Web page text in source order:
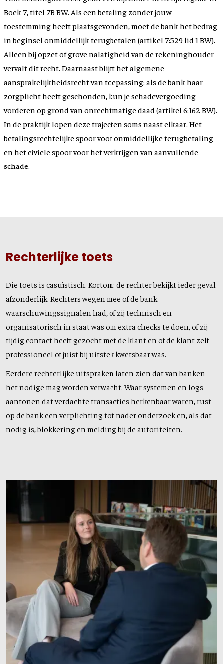
Boek 7, titel 7B BW. Als een betaling zonder jouw
toestemming heeft plaatsgevonden, moet de bank het bedrag
in beginsel onmiddellijk terugbetalen (artikel 7:529 lid 1 BW).
Alleen bij opzet of grove nalatigheid van de rekeninghouder
vervalt dit recht. Daarnaast blijft het algemene
aansprakelijkheidsrecht van toepassing: als de bank haar
zorgplicht heeft geschonden, kun je schadevergoeding
vorderen op grond van onrechtmatige daad (artikel 6:162 BW).
In de praktijk lopen deze trajecten soms naast elkaar. Het
betalingsrechtelijke spoor voor onmiddellijke terugbetaling
en het civiele spoor voor het verkrijgen van aanvullende
schade.
Rechterlijke toets
Die toets is casuïstisch. Kortom: de rechter bekijkt ieder geval
afzonderlijk. Rechters wegen mee of de bank
waarschuwingssignalen had, of zij technisch en
organisatorisch in staat was om extra checks te doen, of zij
tijdig contact heeft gezocht met de klant en of de klant zelf
professioneel of juist bij uitstek kwetsbaar was.
Eerdere rechterlijke uitspraken laten zien dat van banken
het nodige mag worden verwacht. Waar systemen en logs
aantonen dat verdachte transacties herkenbaar waren, rust
op de bank een verplichting tot nader onderzoek en, als dat
nodig is, blokkering en melding bij de autoriteiten.